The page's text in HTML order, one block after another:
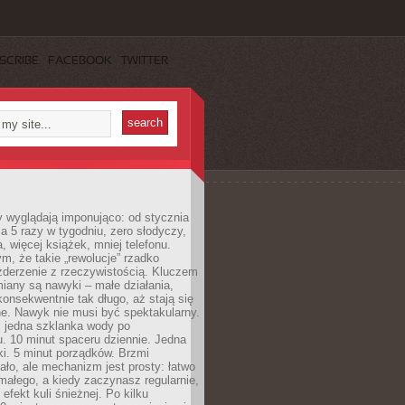
FACEBOOK TWITTER
wyglądają imponująco: od stycznia
5 razy w tygodniu, zero słodyczy,
więcej książek, mniej telefonu.
że takie „rewolucje” rzadko
z rzeczywistością. Kluczem
są nawyki – małe działania,
tak długo, aż stają się
Nawyk nie musi być spektakularny.
jedna szklanka wody po
10 minut spaceru dziennie. Jedna
5 minut porządków. Brzmi
ale mechanizm jest prosty: łatwo
a kiedy zaczynasz regularnie,
efekt kuli śnieżnej. Po kilku